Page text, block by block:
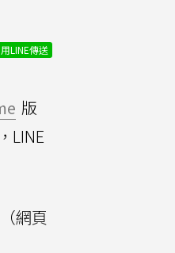
用LINE傳送
版
LINE
網頁